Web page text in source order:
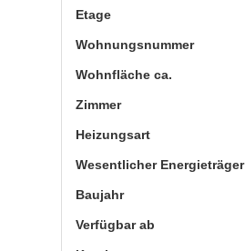
Etage
Wohnungsnummer
Wohnfläche ca.
Zimmer
Heizungsart
Wesentlicher Energieträger
Baujahr
Verfügbar ab